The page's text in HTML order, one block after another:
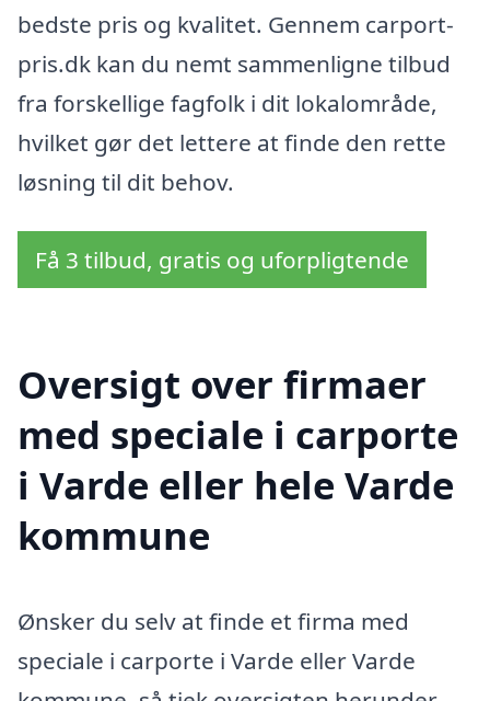
bedste pris og kvalitet. Gennem carport-
pris.dk kan du nemt sammenligne tilbud
fra forskellige fagfolk i dit lokalområde,
hvilket gør det lettere at finde den rette
løsning til dit behov.
Få 3 tilbud, gratis og uforpligtende
Oversigt over firmaer
med speciale i carporte
i Varde eller hele Varde
kommune
Ønsker du selv at finde et firma med
speciale i carporte i Varde eller Varde